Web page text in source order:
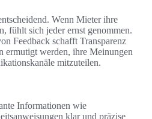
Wenn Mieter ihre
fühlt sich jeder ernst genommen.
Feedback schafft Transparenz
ermutigt werden, ihre Meinungen
mitzuteilen.
Informationen wie
klar und präzise